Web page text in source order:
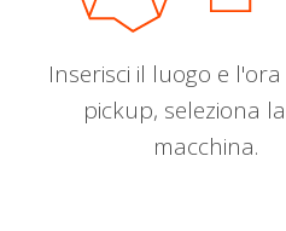
Inserisci il luogo e
pickup, seleziona
macchina.